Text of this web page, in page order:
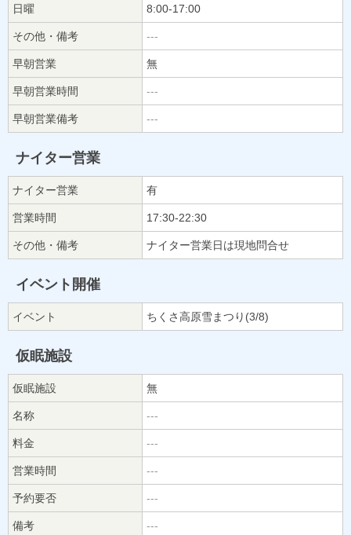
日曜 8:00-17:00
その他・備考 ---
早朝営業 無
早朝営業時間 ---
早朝営業備考 ---
ナイター営業
ナイター営業 有
営業時間 17:30-22:30
その他・備考 ナイター営業日は現地問合せ
イベント開催
イベント ちくさ高原雪まつり(3/8)
仮眠施設
仮眠施設 無
名称 ---
料金 ---
営業時間 ---
予約要否 ---
備考 ---